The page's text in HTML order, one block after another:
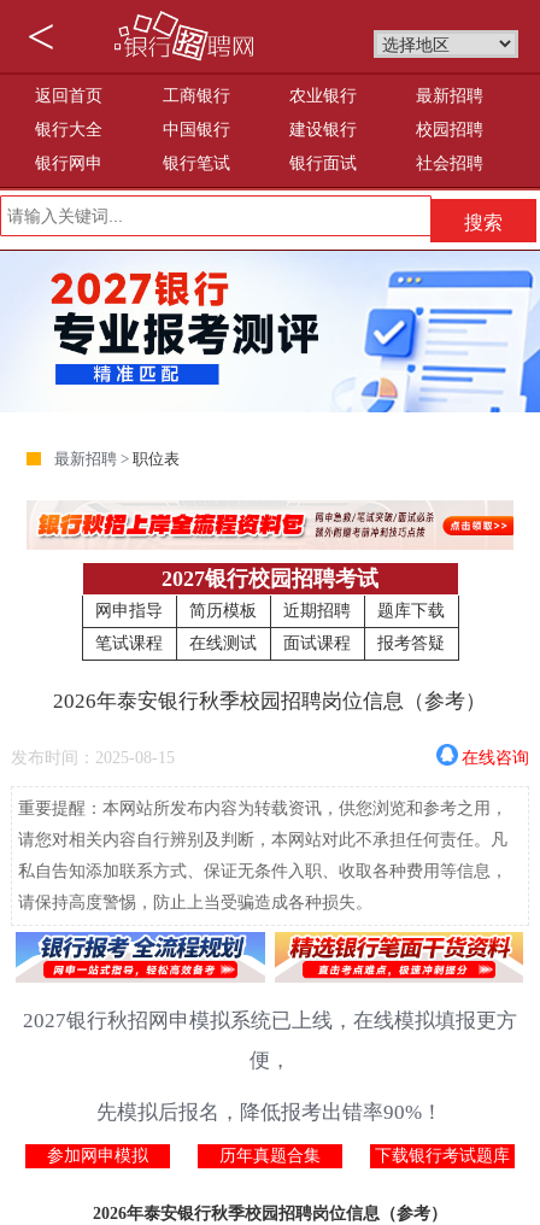
<
返回首页 工商银行 农业银行
最新招聘
银行大全
中国银行 建设银行
校园招聘
银行网申
银行笔试 银行面试 社会招聘
最新招聘 >职位表
2027银行校园招聘考试
网申指导 简历模板 近期招聘
题库下载
笔试课程
在线测试 面试课程 报考答疑
2026年泰安银行秋季校园招聘岗位信息（参考）
发布时间：2025-08-15 在线咨询
重要提醒：本网站所发布内容为转载资讯，供您浏览和参考之用，
请您对相关内容自行辨别及判断，本网站对此不承担任何责任。凡
私自告知添加联系方式、保证无条件入职、收取各种费用等信息，
请保持高度警惕，防止上当受骗造成各种损失。
2027银行秋招网申模拟系统已上线，在线模拟填报更方
便，
先模拟后报名，降低报考出错率90%！
参加网申模拟 历年真题合集 下载银行考试题库
2026年泰安银行秋季校园招聘岗位信息（参考）